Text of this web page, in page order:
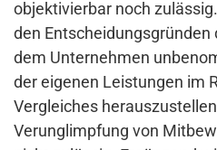
objektivierbar noch
den Entscheidungsgründen
dem Unternehmen
der eigenen Leistungen im
Vergleiches
Verunglimpfung von